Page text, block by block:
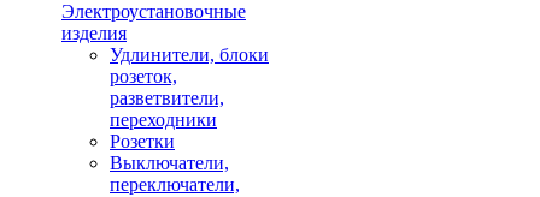
Электроустановочные
изделия
Удлинители, блоки
розеток,
разветвители,
переходники
Розетки
Выключатели,
переключатели,